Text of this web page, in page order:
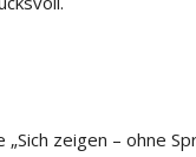
zeigen – ohne